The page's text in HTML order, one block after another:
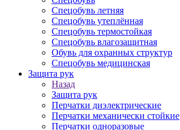
Спецобувь летняя
Спецобувь утеплённая
Спецобувь термостойкая
Спецобувь влагозащитная
Обувь для охранных структур
Спецобувь медицинская
Защита рук
Назад
Защита рук
Перчатки диэлектрические
Перчатки механически стойкие
Перчатки одноразовые